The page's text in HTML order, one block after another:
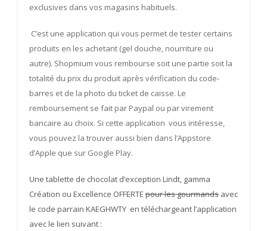
exclusives dans vos magasins habituels.
C’est une application qui vous permet de tester certains
produits en les achetant (gel douche, nourriture ou
autre). Shopmium vous rembourse soit une partie soit la
totalité du prix du produit après vérification du code-
barres et de la photo du ticket de caisse. Le
remboursement se fait par Paypal ou par virement
bancaire au choix. Si cette application vous intéresse,
vous pouvez la trouver aussi bien dans l’Appstore
d’Apple que sur Google Play.
Une tablette de chocolat d’exception Lindt, gamma
Création ou Excellence OFFERTE pour les gourmands avec
le code parrain KAEGHWTY en téléchargeant l’application
avec le lien suivant :